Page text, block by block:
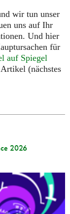
wir tun unser
uns auf Ihr
Und hier
für
auf Spiegel
(nächstes
2026